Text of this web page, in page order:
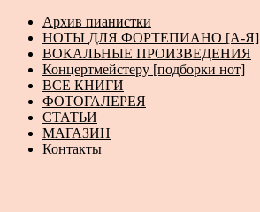
Архив пианистки
НОТЫ ДЛЯ ФОРТЕПИАНО [А-Я]
ВОКАЛЬНЫЕ ПРОИЗВЕДЕНИЯ
Концертмейстеру [подборки нот]
ВСЕ КНИГИ
ФОТОГАЛЕРЕЯ
СТАТЬИ
МАГАЗИН
Контакты